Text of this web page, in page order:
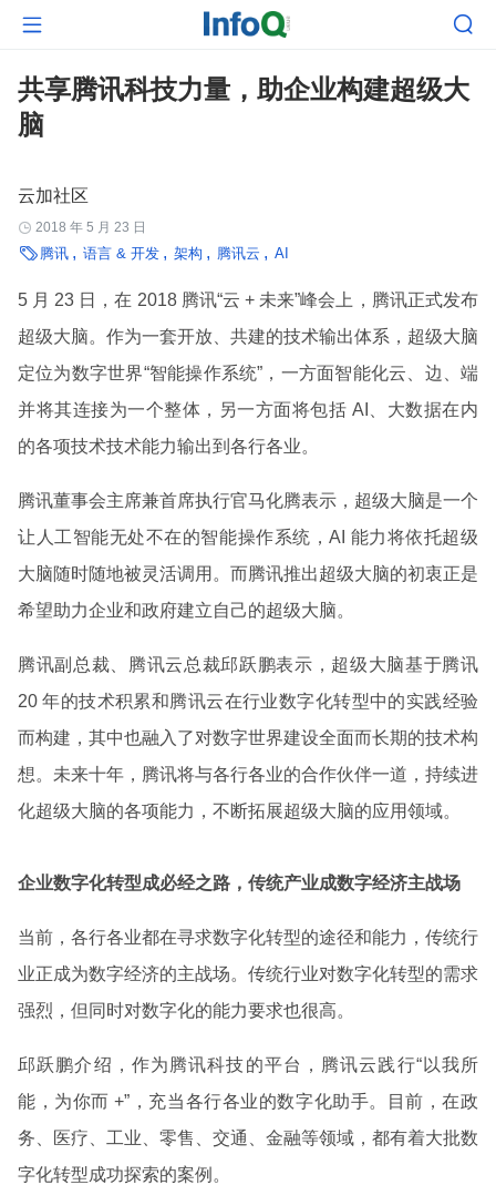
 
共享腾讯科技力量，助企业构建超级大
脑
云加社区
 2018 年 5 月 23 日
 腾讯 语言 & 开发 架构 腾讯云 AI
5 月 23 日，在 2018 腾讯“云 + 未来”峰会上，腾讯正式发布
超级大脑。作为一套开放、共建的技术输出体系，超级大脑
定位为数字世界“智能操作系统”，一方面智能化云、边、端
并将其连接为一个整体，另一方面将包括 AI、大数据在内
的各项技术技术能力输出到各行各业。
腾讯董事会主席兼首席执行官马化腾表示，超级大脑是一个
让人工智能无处不在的智能操作系统，AI 能力将依托超级
大脑随时随地被灵活调用。而腾讯推出超级大脑的初衷正是
希望助力企业和政府建立自己的超级大脑。
腾讯副总裁、腾讯云总裁邱跃鹏表示，超级大脑基于腾讯
20 年的技术积累和腾讯云在行业数字化转型中的实践经验
而构建，其中也融入了对数字世界建设全面而长期的技术构
想。未来十年，腾讯将与各行各业的合作伙伴一道，持续进
化超级大脑的各项能力，不断拓展超级大脑的应用领域。
企业数字化转型成必经之路，传统产业成数字经济主战场
当前，各行各业都在寻求数字化转型的途径和能力，传统行
业正成为数字经济的主战场。传统行业对数字化转型的需求
强烈，但同时对数字化的能力要求也很高。
邱跃鹏介绍，作为腾讯科技的平台，腾讯云践行“以我所
能，为你而 +”，充当各行各业的数字化助手。目前，在政
务、医疗、工业、零售、交通、金融等领域，都有着大批数
字化转型成功探索的案例。